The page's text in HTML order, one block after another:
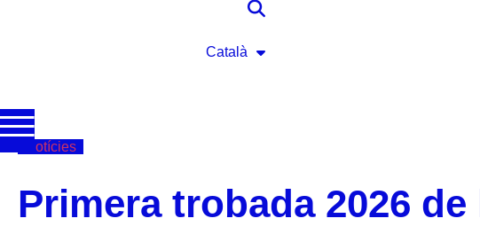
Català
Notícies
Primera trobada 2026